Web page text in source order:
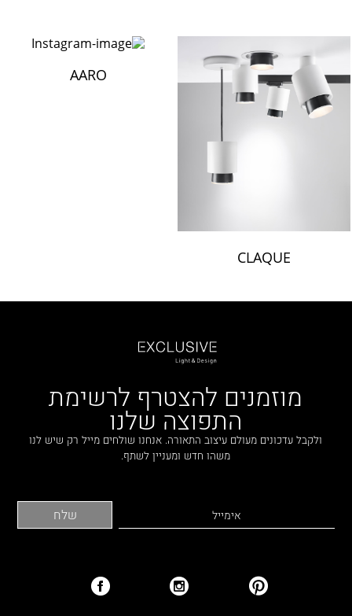
CLAQUE
AARO
מוזמנים להצטרף לרשימת
התפוצה שלנו
ולקבל עדכונים מעולם עיצוב התאורה. אנחנו שולחים מייל רק שיש לנו
משהו חדש ומעניין לשתף.